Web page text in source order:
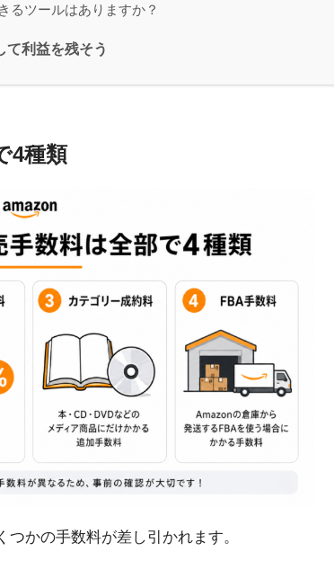
るツールはありますか？
て利益を残そう
4種類
かの手数料が差し引かれます。